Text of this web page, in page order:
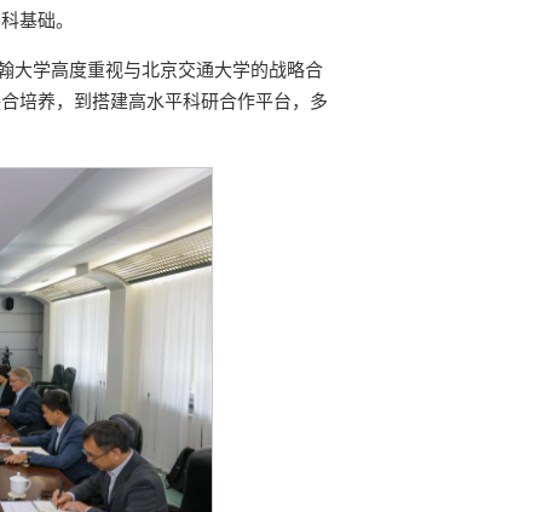
基础。
大学高度重视与北京交通大学的战略合
培养，到搭建高水平科研合作平台，多